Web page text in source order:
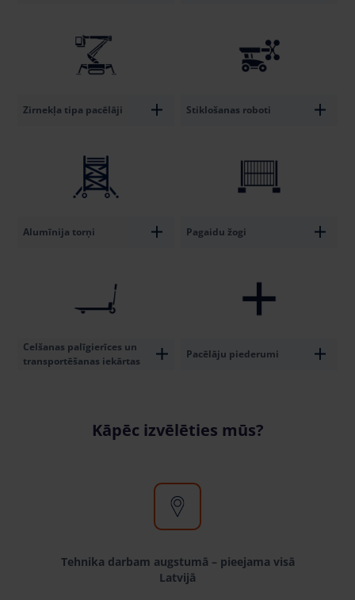
Zirnekļa tipa pacēlāji Stiklošanas roboti
Alumīnija torņi Pagaidu žogi
Celšanas palīgierīces un
transportēšanas iekārtas
Pacēlāju piederumi
Kāpēc izvēlēties mūs?
Tehnika darbam augstumā – pieejama visā
Latvijā